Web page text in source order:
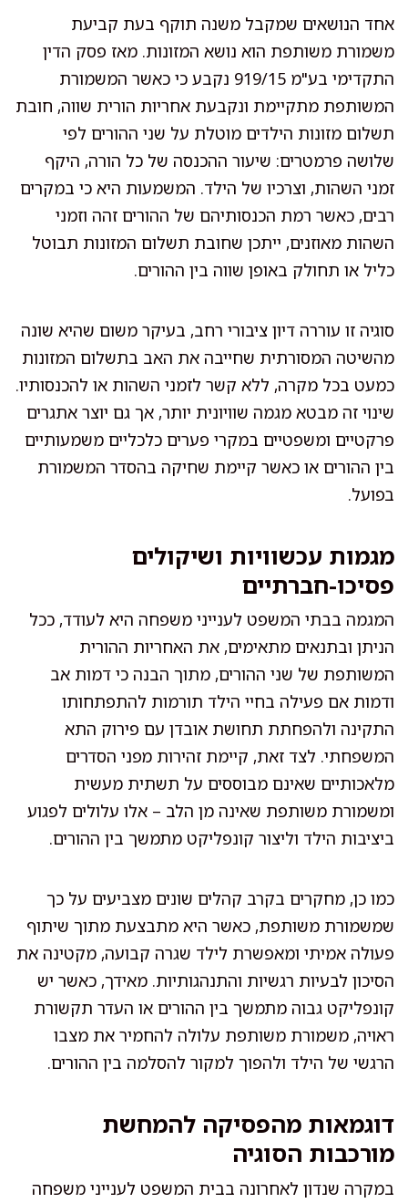
אחד הנושאים שמקבל משנה תוקף בעת קביעת
משמורת משותפת הוא נושא המזונות. מאז פסק הדין
התקדימי בע"מ 919/15 נקבע כי כאשר המשמורת
המשותפת מתקיימת ונקבעת אחריות הורית שווה, חובת
תשלום מזונות הילדים מוטלת על שני ההורים לפי
שלושה פרמטרים: שיעור ההכנסה של כל הורה, היקף
זמני השהות, וצרכיו של הילד. המשמעות היא כי במקרים
רבים, כאשר רמת הכנסותיהם של ההורים זהה וזמני
השהות מאוזנים, ייתכן שחובת תשלום המזונות תבוטל
כליל או תחולק באופן שווה בין ההורים.
סוגיה זו עוררה דיון ציבורי רחב, בעיקר משום שהיא שונה
מהשיטה המסורתית שחייבה את האב בתשלום המזונות
כמעט בכל מקרה, ללא קשר לזמני השהות או להכנסותיו.
שינוי זה מבטא מגמה שוויונית יותר, אך גם יוצר אתגרים
פרקטיים ומשפטיים במקרי פערים כלכליים משמעותיים
בין ההורים או כאשר קיימת שחיקה בהסדר המשמורת
בפועל.
מגמות עכשוויות ושיקולים
פסיכו-חברתיים
המגמה בבתי המשפט לענייני משפחה היא לעודד, ככל
הניתן ובתנאים מתאימים, את האחריות ההורית
המשותפת של שני ההורים, מתוך הבנה כי דמות אב
ודמות אם פעילה בחיי הילד תורמות להתפתחותו
התקינה ולהפחתת תחושת אובדן עם פירוק התא
המשפחתי. לצד זאת, קיימת זהירות מפני הסדרים
מלאכותיים שאינם מבוססים על תשתית מעשית
ומשמורת משותפת שאינה מן הלב – אלו עלולים לפגוע
ביציבות הילד וליצור קונפליקט מתמשך בין ההורים.
כמו כן, מחקרים בקרב קהלים שונים מצביעים על כך
שמשמורת משותפת, כאשר היא מתבצעת מתוך שיתוף
פעולה אמיתי ומאפשרת לילד שגרה קבועה, מקטינה את
הסיכון לבעיות רגשיות והתנהגותיות. מאידך, כאשר יש
קונפליקט גבוה מתמשך בין ההורים או העדר תקשורת
ראויה, משמורת משותפת עלולה להחמיר את מצבו
הרגשי של הילד ולהפוך למקור להסלמה בין ההורים.
דוגמאות מהפסיקה להמחשת
מורכבות הסוגיה
במקרה שנדון לאחרונה בבית המשפט לענייני משפחה